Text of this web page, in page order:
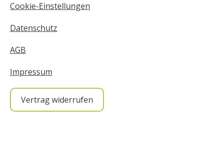
Cookie-Einstellungen
Datenschutz
AGB
Impressum
Vertrag widerrufen